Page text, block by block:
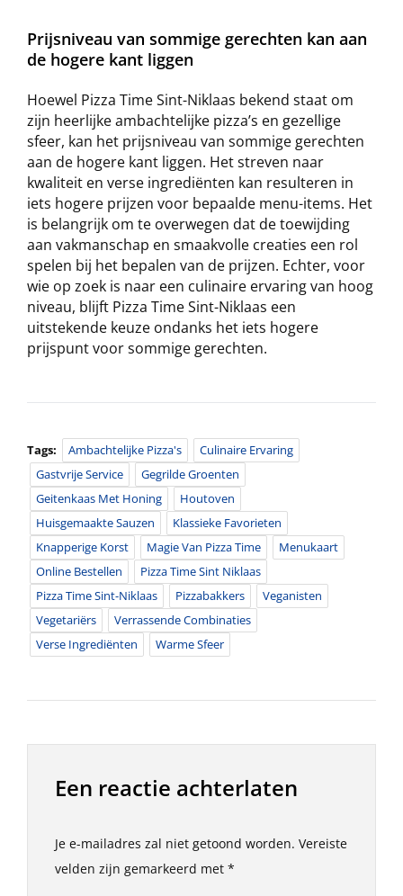
Prijsniveau van sommige gerechten kan aan
de hogere kant liggen
Hoewel Pizza Time Sint-Niklaas bekend staat om
zijn heerlijke ambachtelijke pizza’s en gezellige
sfeer, kan het prijsniveau van sommige gerechten
aan de hogere kant liggen. Het streven naar
kwaliteit en verse ingrediënten kan resulteren in
iets hogere prijzen voor bepaalde menu-items. Het
is belangrijk om te overwegen dat de toewijding
aan vakmanschap en smaakvolle creaties een rol
spelen bij het bepalen van de prijzen. Echter, voor
wie op zoek is naar een culinaire ervaring van hoog
niveau, blijft Pizza Time Sint-Niklaas een
uitstekende keuze ondanks het iets hogere
prijspunt voor sommige gerechten.
Tags: Ambachtelijke Pizza's
Culinaire Ervaring
Gastvrije Service
Gegrilde Groenten
Geitenkaas Met Honing
Houtoven
Huisgemaakte Sauzen
Klassieke Favorieten
Knapperige Korst
Magie Van Pizza Time
Menukaart
Online Bestellen
Pizza Time Sint Niklaas
Pizza Time Sint-Niklaas
Pizzabakkers
Veganisten
Vegetariërs
Verrassende Combinaties
Verse Ingrediënten
Warme Sfeer
Een reactie achterlaten
Je e-mailadres zal niet getoond worden. Vereiste
velden zijn gemarkeerd met *